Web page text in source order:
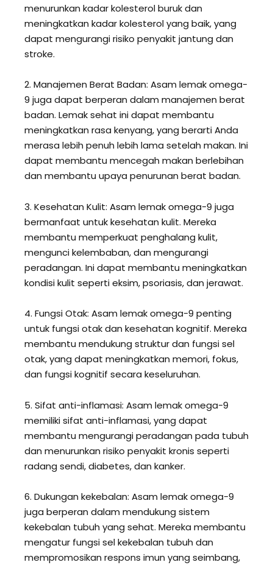
menurunkan kadar kolesterol buruk dan
meningkatkan kadar kolesterol yang baik, yang
dapat mengurangi risiko penyakit jantung dan
stroke.
2. Manajemen Berat Badan: Asam lemak omega-
9 juga dapat berperan dalam manajemen berat
badan. Lemak sehat ini dapat membantu
meningkatkan rasa kenyang, yang berarti Anda
merasa lebih penuh lebih lama setelah makan. Ini
dapat membantu mencegah makan berlebihan
dan membantu upaya penurunan berat badan.
3. Kesehatan Kulit: Asam lemak omega-9 juga
bermanfaat untuk kesehatan kulit. Mereka
membantu memperkuat penghalang kulit,
mengunci kelembaban, dan mengurangi
peradangan. Ini dapat membantu meningkatkan
kondisi kulit seperti eksim, psoriasis, dan jerawat.
4. Fungsi Otak: Asam lemak omega-9 penting
untuk fungsi otak dan kesehatan kognitif. Mereka
membantu mendukung struktur dan fungsi sel
otak, yang dapat meningkatkan memori, fokus,
dan fungsi kognitif secara keseluruhan.
5. Sifat anti-inflamasi: Asam lemak omega-9
memiliki sifat anti-inflamasi, yang dapat
membantu mengurangi peradangan pada tubuh
dan menurunkan risiko penyakit kronis seperti
radang sendi, diabetes, dan kanker.
6. Dukungan kekebalan: Asam lemak omega-9
juga berperan dalam mendukung sistem
kekebalan tubuh yang sehat. Mereka membantu
mengatur fungsi sel kekebalan tubuh dan
mempromosikan respons imun yang seimbang,